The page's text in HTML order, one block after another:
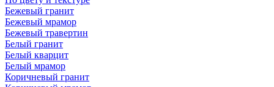
Бежевый гранит
Бежевый мрамор
Бежевый травертин
Белый гранит
Белый кварцит
Белый мрамор
Коричневый гранит